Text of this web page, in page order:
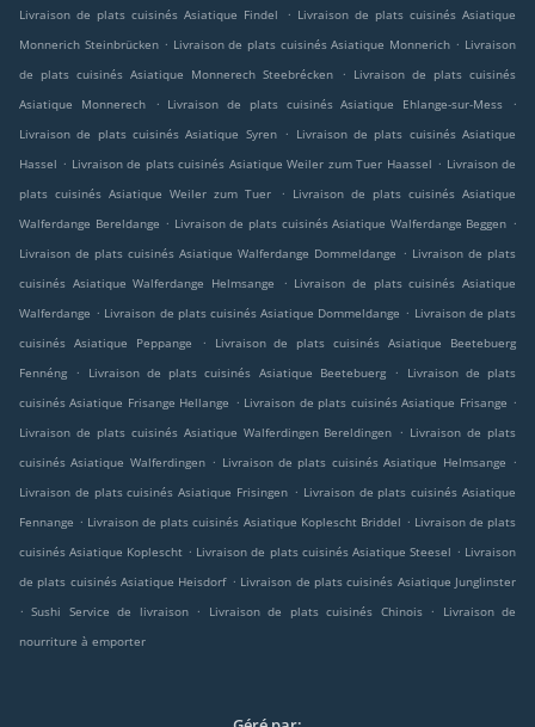
Livraison de plats cuisinés Asiatique Findel
. Livraison de plats cuisinés Asiatique
Monnerich Steinbrücken . Livraison de plats cuisinés Asiatique Monnerich . Livraison
de plats cuisinés Asiatique Monnerech Steebrécken
. Livraison de plats cuisinés
Asiatique Monnerech
. Livraison de plats cuisinés Asiatique Ehlange-sur-Mess
.
Livraison de plats cuisinés Asiatique Syren . Livraison de plats cuisinés Asiatique
Hassel . Livraison de plats cuisinés Asiatique Weiler zum Tuer Haassel . Livraison de
plats cuisinés Asiatique Weiler zum Tuer
. Livraison de plats cuisinés Asiatique
Walferdange Bereldange . Livraison de plats cuisinés Asiatique Walferdange Beggen .
Livraison de plats cuisinés Asiatique Walferdange Dommeldange . Livraison de plats
cuisinés Asiatique Walferdange Helmsange
. Livraison de plats cuisinés Asiatique
Walferdange . Livraison de plats cuisinés Asiatique Dommeldange . Livraison de plats
cuisinés Asiatique Peppange
.
Livraison de plats cuisinés Asiatique Beetebuerg
Fennéng
. Livraison de plats cuisinés Asiatique Beetebuerg .
Livraison de plats
cuisinés Asiatique Frisange Hellange . Livraison de plats cuisinés Asiatique Frisange .
Livraison de plats cuisinés Asiatique Walferdingen Bereldingen . Livraison de plats
cuisinés Asiatique Walferdingen . Livraison de plats cuisinés Asiatique Helmsange .
Livraison de plats cuisinés Asiatique Frisingen . Livraison de plats cuisinés Asiatique
Fennange . Livraison de plats cuisinés Asiatique Koplescht Briddel . Livraison de plats
cuisinés Asiatique Koplescht . Livraison de plats cuisinés Asiatique Steesel . Livraison
de plats cuisinés Asiatique Heisdorf . Livraison de plats cuisinés Asiatique Junglinster
. Sushi Service de livraison . Livraison de plats cuisinés Chinois .
Livraison de
nourriture à emporter